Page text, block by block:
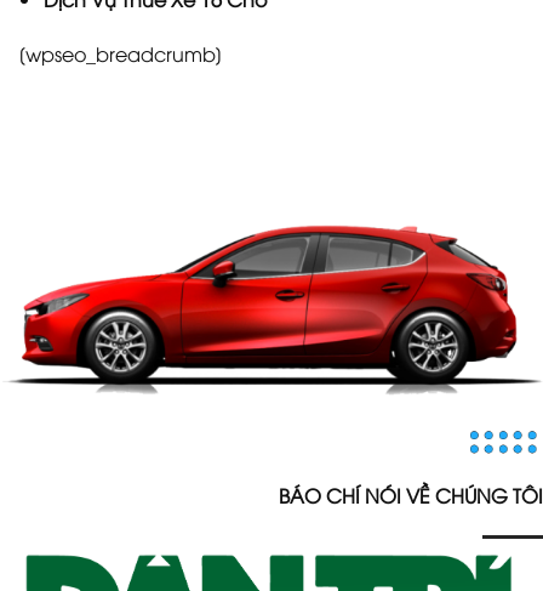
[wpseo_breadcrumb]
BÁO CHÍ NÓI VỀ CHÚNG TÔI